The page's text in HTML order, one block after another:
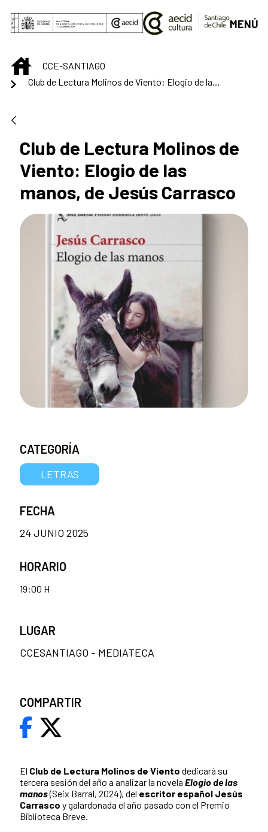
Saltar al contenido principal
MENÚ
INICIOCCE-SANTIAGO
Club de Lectura Molinos de
Viento: Elogio de las
manos, de Jesús Carrasco
El Club de Lectura Molinos de Viento dedicará su
tercera sesión del año a analizar la novela Elogio de las
manos(Seix Barral, 2024), del escritor español Jesús
Carrasco y galardonada el año pasado con el Premio
Biblioteca Breve.
CATEGORÍA
LETRAS
FECHA
24 JUNIO 2025
HORARIO
19:00 H
LUGAR
CCESANTIAGO - MEDIATECA
COMPARTIR